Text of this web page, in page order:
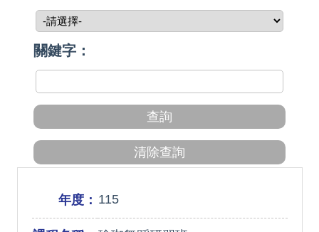
關鍵字：
年度： 115